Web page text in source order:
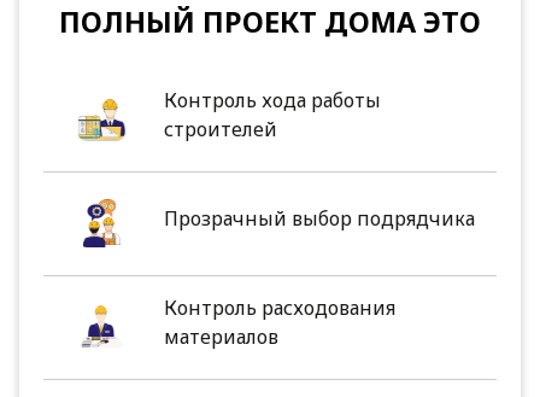
ПОЛНЫЙ ПРОЕКТ ДОМА ЭТО
Контроль хода работы
строителей
Прозрачный выбор подрядчика
Контроль расходования
материалов